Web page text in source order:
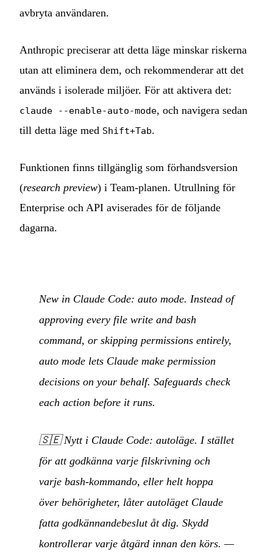
avbryta användaren.
Anthropic preciserar att detta läge minskar riskerna
utan att eliminera dem, och rekommenderar att det
används i isolerade miljöer. För att aktivera det:
claude --enable-auto-mode, och navigera sedan
till detta läge med Shift+Tab.
Funktionen finns tillgänglig som förhandsversion
(research preview) i Team-planen. Utrullning för
Enterprise och API aviserades för de följande
dagarna.
New in Claude Code: auto mode. Instead of
approving every file write and bash
command, or skipping permissions entirely,
auto mode lets Claude make permission
decisions on your behalf. Safeguards check
each action before it runs.
🇸🇪Nytt i Claude Code: autoläge. I stället
för att godkänna varje filskrivning och
varje bash-kommando, eller helt hoppa
över behörigheter, låter autoläget Claude
fatta godkännandebeslut åt dig. Skydd
kontrollerar varje åtgärd innan den körs. —